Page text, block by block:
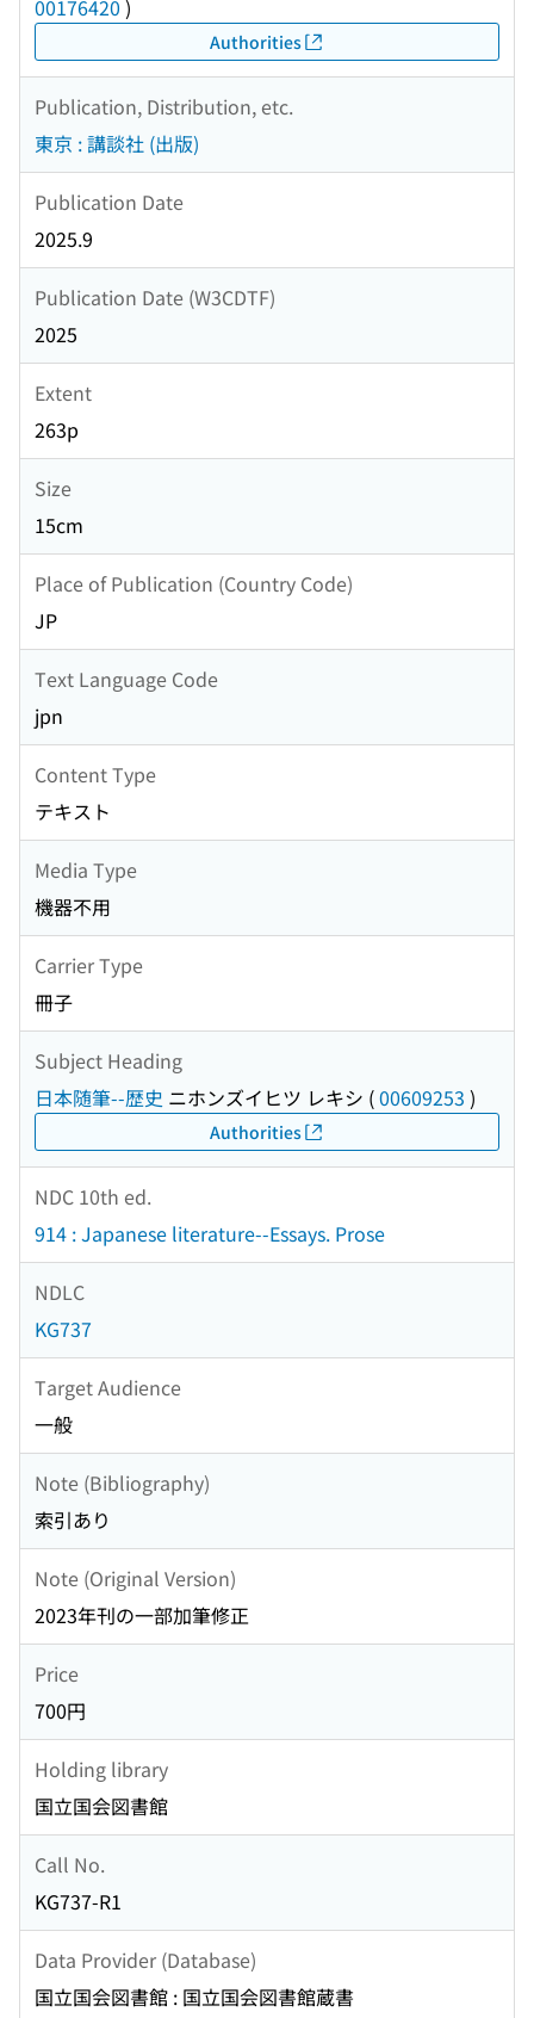
00176420 )
Authorities
Publication, Distribution, etc.
東京 : 講談社 (出版)
Publication Date
2025.9
Publication Date (W3CDTF)
2025
Extent
263p
Size
15cm
Place of Publication (Country Code)
JP
Text Language Code
jpn
Content Type
テキスト
Media Type
機器不用
Carrier Type
冊子
Subject Heading
日本随筆--歴史 ニホンズイヒツ レキシ (00609253 )
Authorities
NDC 10th ed.
914 : Japanese literature--Essays. Prose
NDLC
KG737
Target Audience
一般
Note (Bibliography)
索引あり
Note (Original Version)
2023年刊の一部加筆修正
Price
700円
Holding library
国立国会図書館
Call No.
KG737-R1
Data Provider (Database)
国立国会図書館 : 国立国会図書館蔵書